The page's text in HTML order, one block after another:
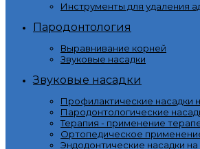
Инструменты для удаления
Пародонтология
Выравнивание корней
Звуковые насадки
Звуковые насадки
Профилактические насадки
Пародонтологические
Терапия - применение
Ортопедическое
Эндодонтические насадки